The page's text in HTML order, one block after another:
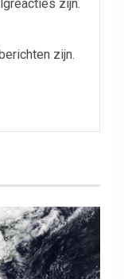
zijn.
zijn.